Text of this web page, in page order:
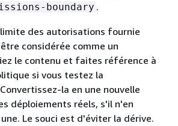
boundary .
des autorisations fournie
considérée comme un
le contenu et faites référence à
si vous testez la
la en une nouvelle
déploiements réels, s'il n'en
Le souci est d'éviter la dérive.